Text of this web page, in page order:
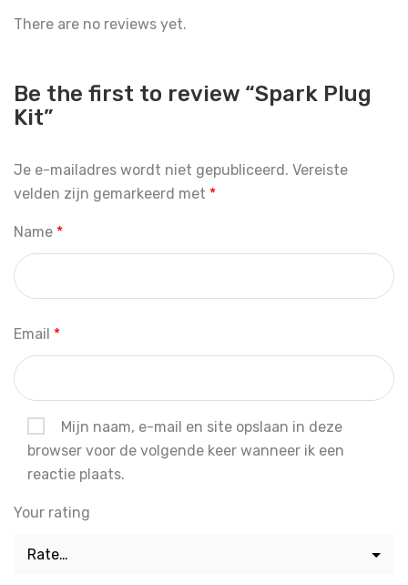
There are no reviews yet.
Be the first to review “Spark Plug
Kit”
Je e-mailadres wordt niet gepubliceerd. Vereiste
velden zijn gemarkeerd met *
Name *
Email *
Mijn naam, e-mail en site opslaan in deze
browser voor de volgende keer wanneer ik een
reactie plaats.
Your rating